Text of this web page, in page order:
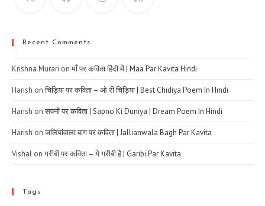
Recent Comments
Krishna Murari onमाँ पर कविता हिंदी में | Maa Par Kavita Hindi
Harish onचिड़िया पर कविता – ओ री चिड़िया | Best Chidiya Poem In Hindi
Harish onसपनों पर कविता | Sapno Ki Duniya | Dream Poem In Hindi
Harish onजलियांवाला बाग पर कविता | Jallianwala Bagh Par Kavita
Vishal onगरीबी पर कविता – ये गरीबी है | Garibi Par Kavita
Tags